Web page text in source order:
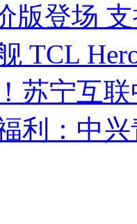
版登场
TCL
苏宁互
利：中